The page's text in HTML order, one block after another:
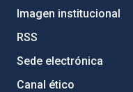
Imagen institucional
RSS
Sede electrónica
Canal ético